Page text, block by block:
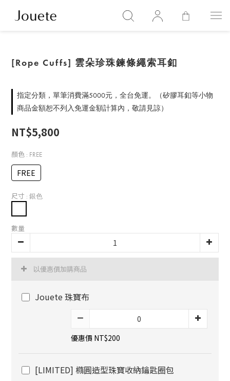
[Rope Cuffs] 雲朵珍珠鍊條繩索耳釦
指定分類，單筆消費滿5000元，全台免運。（矽膠耳釦等小物
商品金額恕不列入免運金額計算內，敬請見諒）
NT$5,800
顏色 : FREE
FREE
尺寸 : 銀色
數量
以優惠價加購商品
Jouete 珠寶布
優惠價 NT$200
[LIMITED] 橢圓造型珠寶收納鑰匙圈包